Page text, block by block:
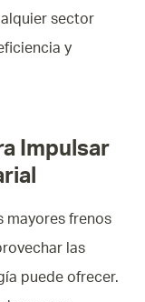
sector
y
Impulsar
mayores frenos
las
puede ofrecer.